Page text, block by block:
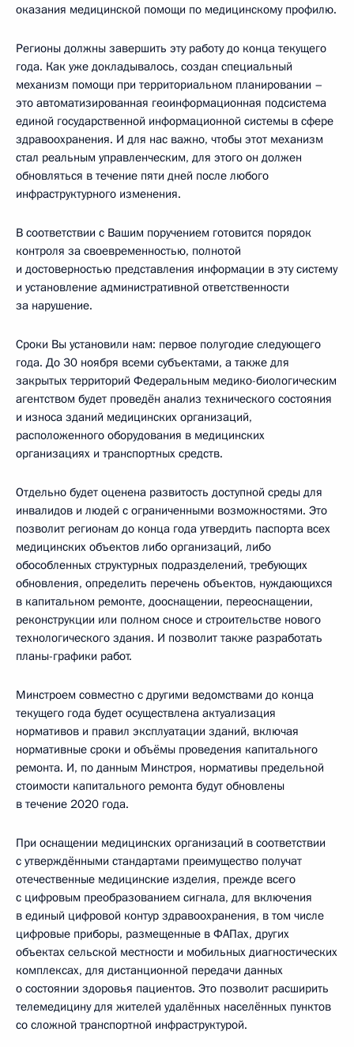
оказания медицинской помощи по медицинскому профилю.
Регионы должны завершить эту работу до конца текущего
года. Как уже докладывалось, создан специальный
механизм помощи при территориальном планировании –
это автоматизированная геоинформационная подсистема
единой государственной информационной системы в сфере
здравоохранения. И для нас важно, чтобы этот механизм
стал реальным управленческим, для этого он должен
обновляться в течение пяти дней после любого
инфраструктурного изменения.
В соответствии с Вашим поручением готовится порядок
контроля за своевременностью, полнотой
и достоверностью представления информации в эту систему
и установление административной ответственности
за нарушение.
Сроки Вы установили нам: первое полугодие следующего
года. До 30 ноября всеми субъектами, а также для
закрытых территорий Федеральным медико-биологическим
агентством будет проведён анализ технического состояния
и износа зданий медицинских организаций,
расположенного оборудования в медицинских
организациях и транспортных средств.
Отдельно будет оценена развитость доступной среды для
инвалидов и людей с ограниченными возможностями. Это
позволит регионам до конца года утвердить паспорта всех
медицинских объектов либо организаций, либо
обособленных структурных подразделений, требующих
обновления, определить перечень объектов, нуждающихся
в капитальном ремонте, дооснащении, переоснащении,
реконструкции или полном сносе и строительстве нового
технологического здания. И позволит также разработать
планы-графики работ.
Минстроем совместно с другими ведомствами до конца
текущего года будет осуществлена актуализация
нормативов и правил эксплуатации зданий, включая
нормативные сроки и объёмы проведения капитального
ремонта. И, по данным Минстроя, нормативы предельной
стоимости капитального ремонта будут обновлены
в течение 2020 года.
При оснащении медицинских организаций в соответствии
с утверждёнными стандартами преимущество получат
отечественные медицинские изделия, прежде всего
с цифровым преобразованием сигнала, для включения
в единый цифровой контур здравоохранения, в том числе
цифровые приборы, размещенные в ФАПах, других
объектах сельской местности и мобильных диагностических
комплексах, для дистанционной передачи данных
о состоянии здоровья пациентов. Это позволит расширить
телемедицину для жителей удалённых населённых пунктов
со сложной транспортной инфраструктурой.